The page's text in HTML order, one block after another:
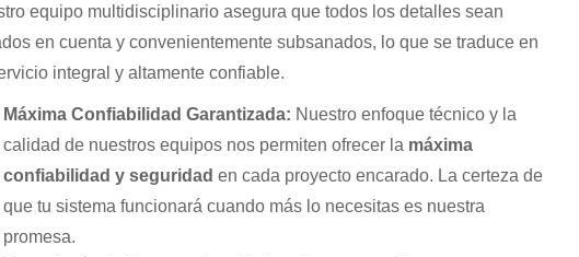
equipo multidisciplinario asegura que todos los detalles sean
en cuenta y convenientemente subsanados, lo que se traduce en
integral y altamente confiable.
Máxima Confiabilidad Garantizada: Nuestro enfoque técnico y la
calidad de nuestros equipos nos permiten ofrecer la máxima
confiabilidad y seguridad en cada proyecto encarado. La certeza de
que tu sistema funcionará cuando más lo necesitas es nuestra
promesa.